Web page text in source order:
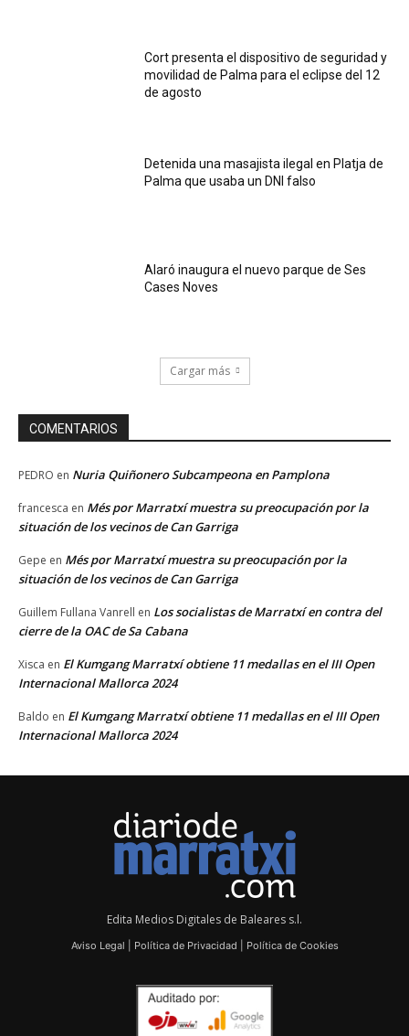
Cort presenta el dispositivo de seguridad y
movilidad de Palma para el eclipse del 12
de agosto
Detenida una masajista ilegal en Platja de
Palma que usaba un DNI falso
Alaró inaugura el nuevo parque de Ses
Cases Noves
Cargar más
COMENTARIOS
PEDRO en Nuria Quiñonero Subcampeona en Pamplona
francesca en Més por Marratxí muestra su preocupación por la
situación de los vecinos de Can Garriga
Gepe en Més por Marratxí muestra su preocupación por la
situación de los vecinos de Can Garriga
Guillem Fullana Vanrell en Los socialistas de Marratxí en contra del
cierre de la OAC de Sa Cabana
Xisca en El Kumgang Marratxí obtiene 11 medallas en el III Open
Internacional Mallorca 2024
Baldo en El Kumgang Marratxí obtiene 11 medallas en el III Open
Internacional Mallorca 2024
Edita Medios Digitales de Baleares s.l.
Aviso Legal Política de Privacidad Política de Cookies